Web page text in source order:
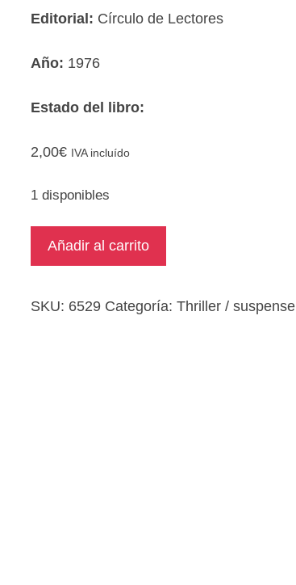
Editorial: Círculo de Lectores
Año: 1976
Estado del libro:
2,00€ IVA incluído
1 disponibles
Esposas
cantidad
Añadir al carrito
SKU: 6529 Categoría:Thriller / suspense